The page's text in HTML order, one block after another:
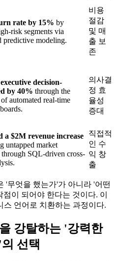
rate by 15% by
risk segments via
predictive modeling.
비용
절감
및 매
출 보
존
decision-
by 40% through the
automated real-time
의사결
정 효
율성
증대
a $2M revenue increase
untapped market
SQL-driven cross-
직접적
인 수
익 창
출
'무엇을 했는가'가 아니라 '어떤
이 되어야 한다는 것이다. 이
스 언어로 치환하는 과정이다.
강탈하는 '강력한
선택